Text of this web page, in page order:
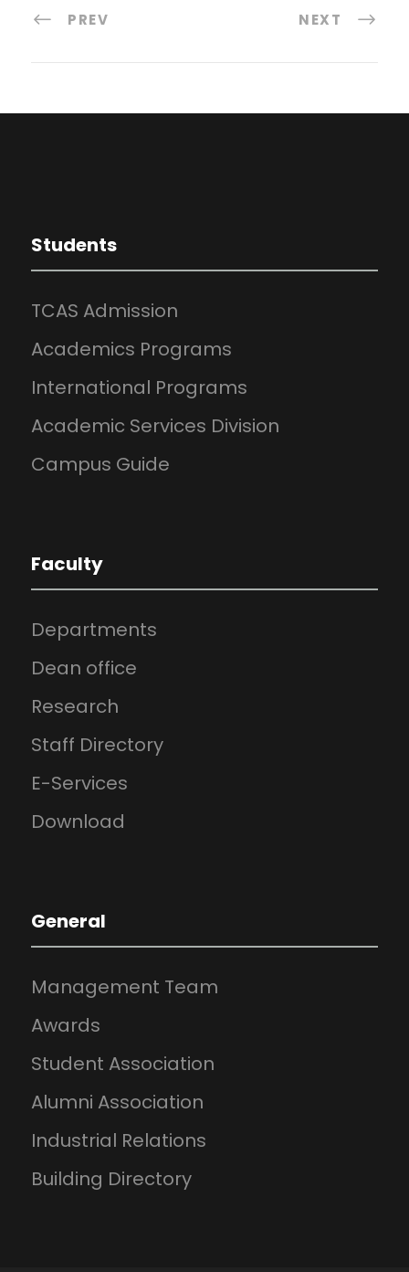
PREV NEXT
Students
TCAS Admission
Academics Programs
International Programs
Academic Services Division
Campus Guide
Faculty
Departments
Dean office
Research
Staff Directory
E-Services
Download
General
Management Team
Awards
Student Association
Alumni Association
Industrial Relations
Building Directory